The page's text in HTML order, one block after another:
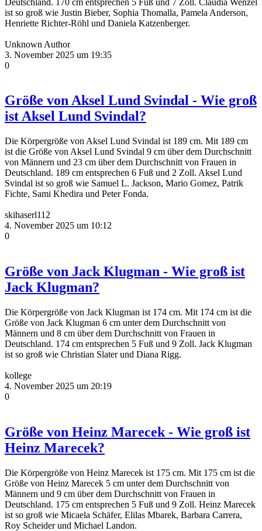
ist so groß wie Justin Bieber, Sophia Thomalla, Pamela Anderson,
Henriette Richter-Röhl und Daniela Katzenberger.
Unknown Author
3. November 2025 um 19:35
0
Größe von Aksel Lund Svindal - Wie groß
ist Aksel Lund Svindal?
Die Körpergröße von Aksel Lund Svindal ist 189 cm. Mit 189 cm
ist die Größe von Aksel Lund Svindal 9 cm über dem Durchschnitt
von Männern und 23 cm über dem Durchschnitt von Frauen in
Deutschland. 189 cm entsprechen 6 Fuß und 2 Zoll. Aksel Lund
Svindal ist so groß wie Samuel L. Jackson, Mario Gomez, Patrik
Fichte, Sami Khedira und Peter Fonda.
skihaserl112
4. November 2025 um 10:12
0
Größe von Jack Klugman - Wie groß ist
Jack Klugman?
Die Körpergröße von Jack Klugman ist 174 cm. Mit 174 cm ist die
Größe von Jack Klugman 6 cm unter dem Durchschnitt von
Männern und 8 cm über dem Durchschnitt von Frauen in
Deutschland. 174 cm entsprechen 5 Fuß und 9 Zoll. Jack Klugman
ist so groß wie Christian Slater und Diana Rigg.
kollege
4. November 2025 um 20:19
0
Größe von Heinz Marecek - Wie groß ist
Heinz Marecek?
Die Körpergröße von Heinz Marecek ist 175 cm. Mit 175 cm ist die
Größe von Heinz Marecek 5 cm unter dem Durchschnitt von
Männern und 9 cm über dem Durchschnitt von Frauen in
Deutschland. 175 cm entsprechen 5 Fuß und 9 Zoll. Heinz Marecek
ist so groß wie Micaela Schäfer, Elilas Mbarek, Barbara Carrera,
Roy Scheider und Michael Landon.